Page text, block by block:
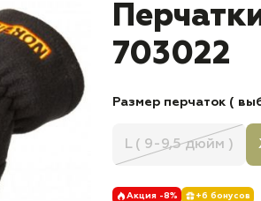
703022
Размер перчаток (
L ( 9-9,5 дюйм )
Акция -8% +6 бонусов